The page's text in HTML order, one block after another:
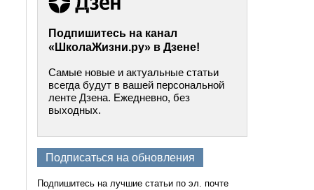
Подпишитесь на канал
«ШколаЖизни.ру» в Дзене!
Самые новые и актуальные статьи
всегда будут в вашей персональной
ленте Дзена. Ежедневно, без
выходных.
Подписаться на обновления
Подпишитесь на лучшие статьи по эл. почте